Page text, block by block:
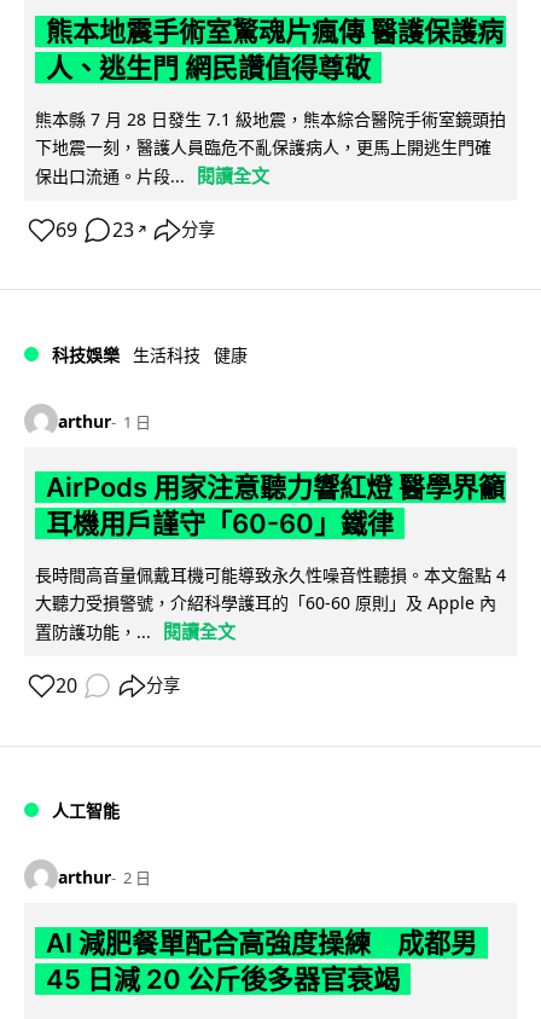
熊本地震手術室驚魂片瘋傳 醫護保護病
人、逃生門 網民讚值得尊敬
熊本縣 7 月 28 日發生 7.1 級地震，熊本綜合醫院手術室鏡頭拍
下地震一刻，醫護人員臨危不亂保護病人，更馬上開逃生門確
保出口流通。片段...
閱讀全文
69 23 ↗ 分享
科技娛樂 生活科技 健康
arthur 1 日
AirPods 用家注意聽力響紅燈 醫學界籲
耳機用戶謹守「60-60」鐵律
長時間高音量佩戴耳機可能導致永久性噪音性聽損。本文盤點 4
大聽力受損警號，介紹科學護耳的「60-60 原則」及 Apple 內
置防護功能，...
閱讀全文
20 分享
人工智能
arthur 2 日
AI 減肥餐單配合高強度操練 成都男
45 日減 20 公斤後多器官衰竭